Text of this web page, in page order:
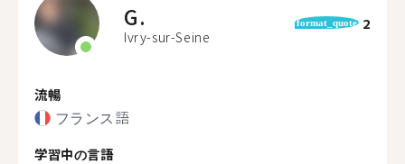
G.
Ivry-sur-Seine
format_quote 2
流暢
フランス語
学習中の言語